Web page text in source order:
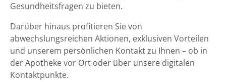
Gesundheitsfragen zu bieten.
Darüber hinaus profitieren Sie von
abwechslungsreichen Aktionen, exklusiven Vorteilen
und unserem persönlichen Kontakt zu Ihnen – ob in
der Apotheke vor Ort oder über unsere digitalen
Kontaktpunkte.